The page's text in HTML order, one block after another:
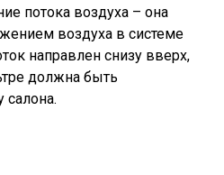
потока воздуха – она
воздуха в системе
направлен снизу вверх,
должна быть
салона.